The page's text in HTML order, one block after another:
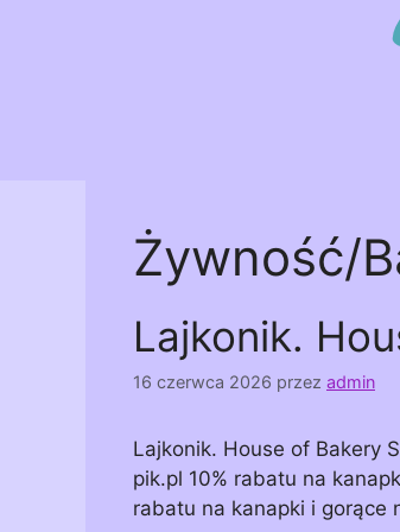
Żywność/
Lajkonik.
16 czerwca 2026 przez admin
Lajkonik. House of Bakery
pik.pl 10% rabatu na
rabatu na kanapki i gorące